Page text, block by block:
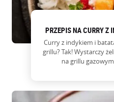
PRZEPIS NA CURRY Z
Curry z indykiem i
grillu? Tak! Wystarczy
na grillu